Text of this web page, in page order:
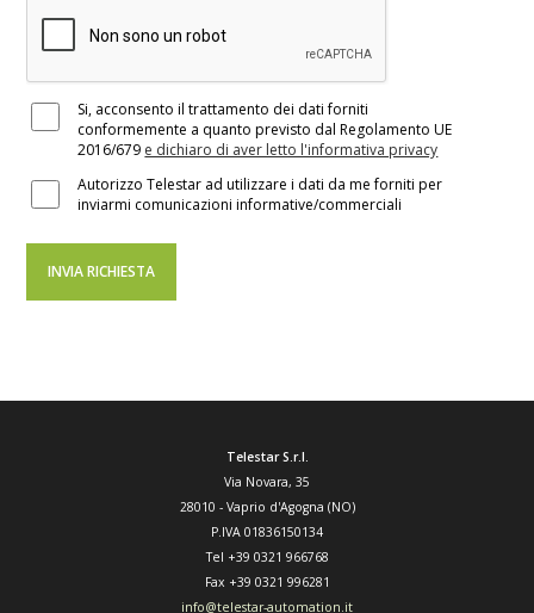
Si, acconsento il trattamento dei dati forniti
conformemente a quanto previsto dal Regolamento UE
2016/679 e dichiaro di aver letto l'informativa privacy
Autorizzo Telestar ad utilizzare i dati da me forniti per
inviarmi comunicazioni informative/commerciali
Telestar S.r.l.
Via Novara, 35
28010 - Vaprio d'Agogna (NO)
P.IVA 01836150134
Tel +39 0321 966768
Fax +39 0321 996281
info@telestar-automation.it